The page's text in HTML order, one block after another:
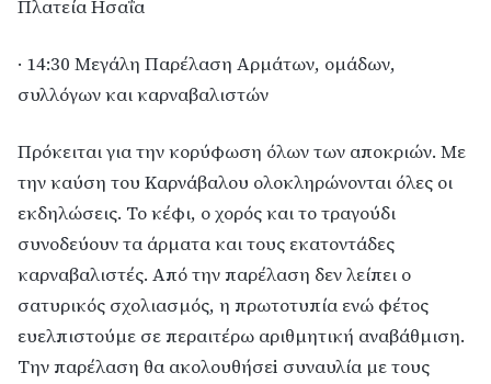
Πλατεία Ησαΐα
· 14:30 Μεγάλη Παρέλαση Αρμάτων, ομάδων,
συλλόγων και καρναβαλιστών
Πρόκειται για την κορύφωση όλων των αποκριών. Με
την καύση του Καρνάβαλου ολοκληρώνονται όλες οι
εκδηλώσεις. Το κέφι, ο χορός και το τραγούδι
συνοδεύουν τα άρματα και τους εκατοντάδες
καρναβαλιστές. Από την παρέλαση δεν λείπει ο
σατυρικός σχολιασμός, η πρωτοτυπία ενώ φέτος
ευελπιστούμε σε περαιτέρω αριθμητική αναβάθμιση.
Την παρέλαση θα ακολουθήσεi συναυλία με τους